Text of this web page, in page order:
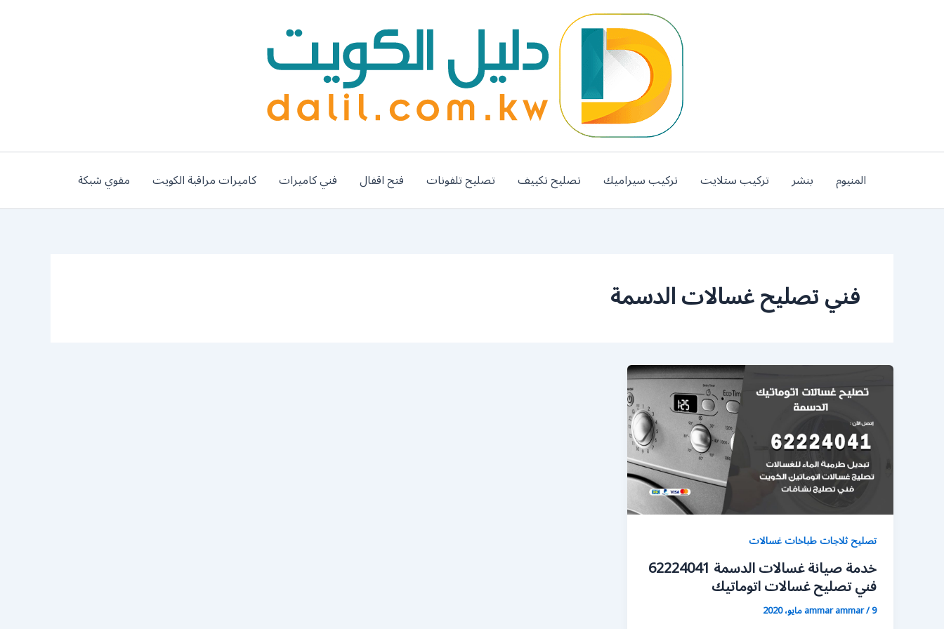
المنيوم بنشر تركيب ستلايت تركيب سيراميك تصليح تكييف تصليح تلفونات فتح اقفال فني كاميرات كاميرات مراقبة الكويت مقوي شبكة
فني تصليح غسالات الدسمة
تصليح ثلاجات طباخات غسالات
خدمة صيانة غسالات الدسمة 62224041
فني تصليح غسالات اتوماتيك
ammar ammar/9 مايو، 2020